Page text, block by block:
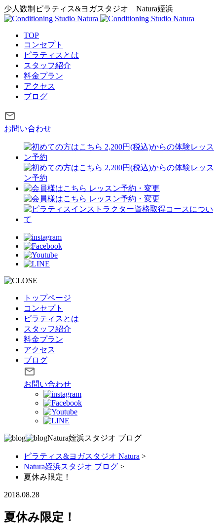
少人数制ピラティス&ヨガスタジオ Natura姪浜
TOP
コンセプト
ピラティスとは
スタッフ紹介
料金プラン
アクセス
ブログ
お問い合わせ
トップページ
コンセプト
ピラティスとは
スタッフ紹介
料金プラン
アクセス
ブログ
お問い合わせ
Natura姪浜スタジオ ブログ
ピラティス&ヨガスタジオ Natura >
Natura姪浜スタジオ ブログ >
夏休み限定！
2018.08.28
夏休み限定！